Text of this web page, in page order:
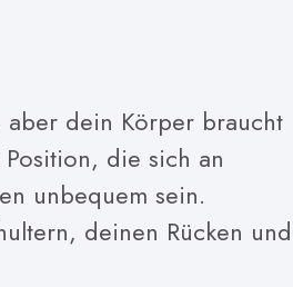
dein Körper braucht
die sich an
unbequem sein.
deinen Rücken und